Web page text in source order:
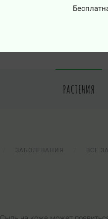
РАСТЕНИЯ
ЗАБОЛЕВАНИЯ ВСЕ